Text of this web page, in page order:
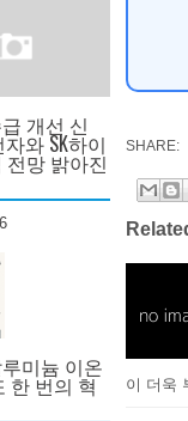
개선 신
와 SK하이
전망 밝아진
미늄 이온
한 번의 혁
SHARE:
이 더욱